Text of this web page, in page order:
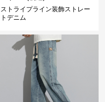
ストライプライン装飾ストレー
トデニム